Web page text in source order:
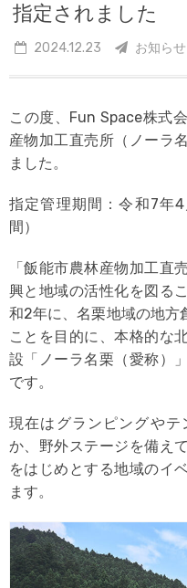
指定されました
2024.12.23 お知らせ
この度、Fun Space株式
産物加工直売所（ノーラ
ました。
指定管理期間：令和7年
間）
「飯能市農林産物加工直
興と地域の活性化を図る
和2年に、名栗地域の地方
ことを目的に、本格的な
設「ノーラ名栗（愛称）
です。
現在はグランピングやテ
か、野外ステージを備え
をはじめとする地域のイ
ます。